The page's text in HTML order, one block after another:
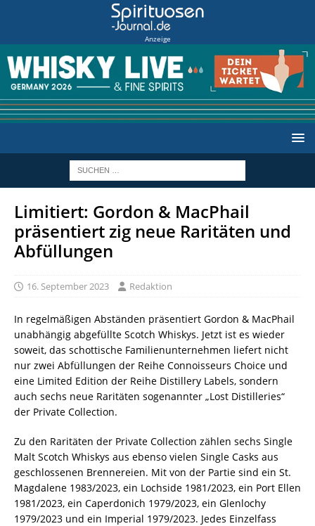
Anzeige
Limitiert: Gordon & MacPhail
präsentiert zig neue Raritäten und
Abfüllungen
16. September 2023 Redaktion
In regelmäßigen Abständen präsentiert Gordon & MacPhail
unabhängig abgefüllte Scotch Whiskys. Jetzt ist es wieder
soweit, das schottische Familienunternehmen liefert nicht
nur zwei Abfüllungen der Reihe Connoisseurs Choice und
eine Limited Edition der Reihe Distillery Labels, sondern
auch sechs neue Raritäten sogenannter „Lost Distilleries“
der Private Collection.
Zu den Raritäten der Private Collection zählen sechs Single
Malt Scotch Whiskys aus ebenso vielen Single Casks aus
geschlossenen Brennereien. Mit von der Partie sind ein St.
Magdalene 1983/2023, ein Lochside 1981/2023, ein Port Ellen
1981/2023, ein Caperdonich 1979/2023, ein Glenlochy
1979/2023 und ein Imperial 1979/2023. Jedes Einzelfass